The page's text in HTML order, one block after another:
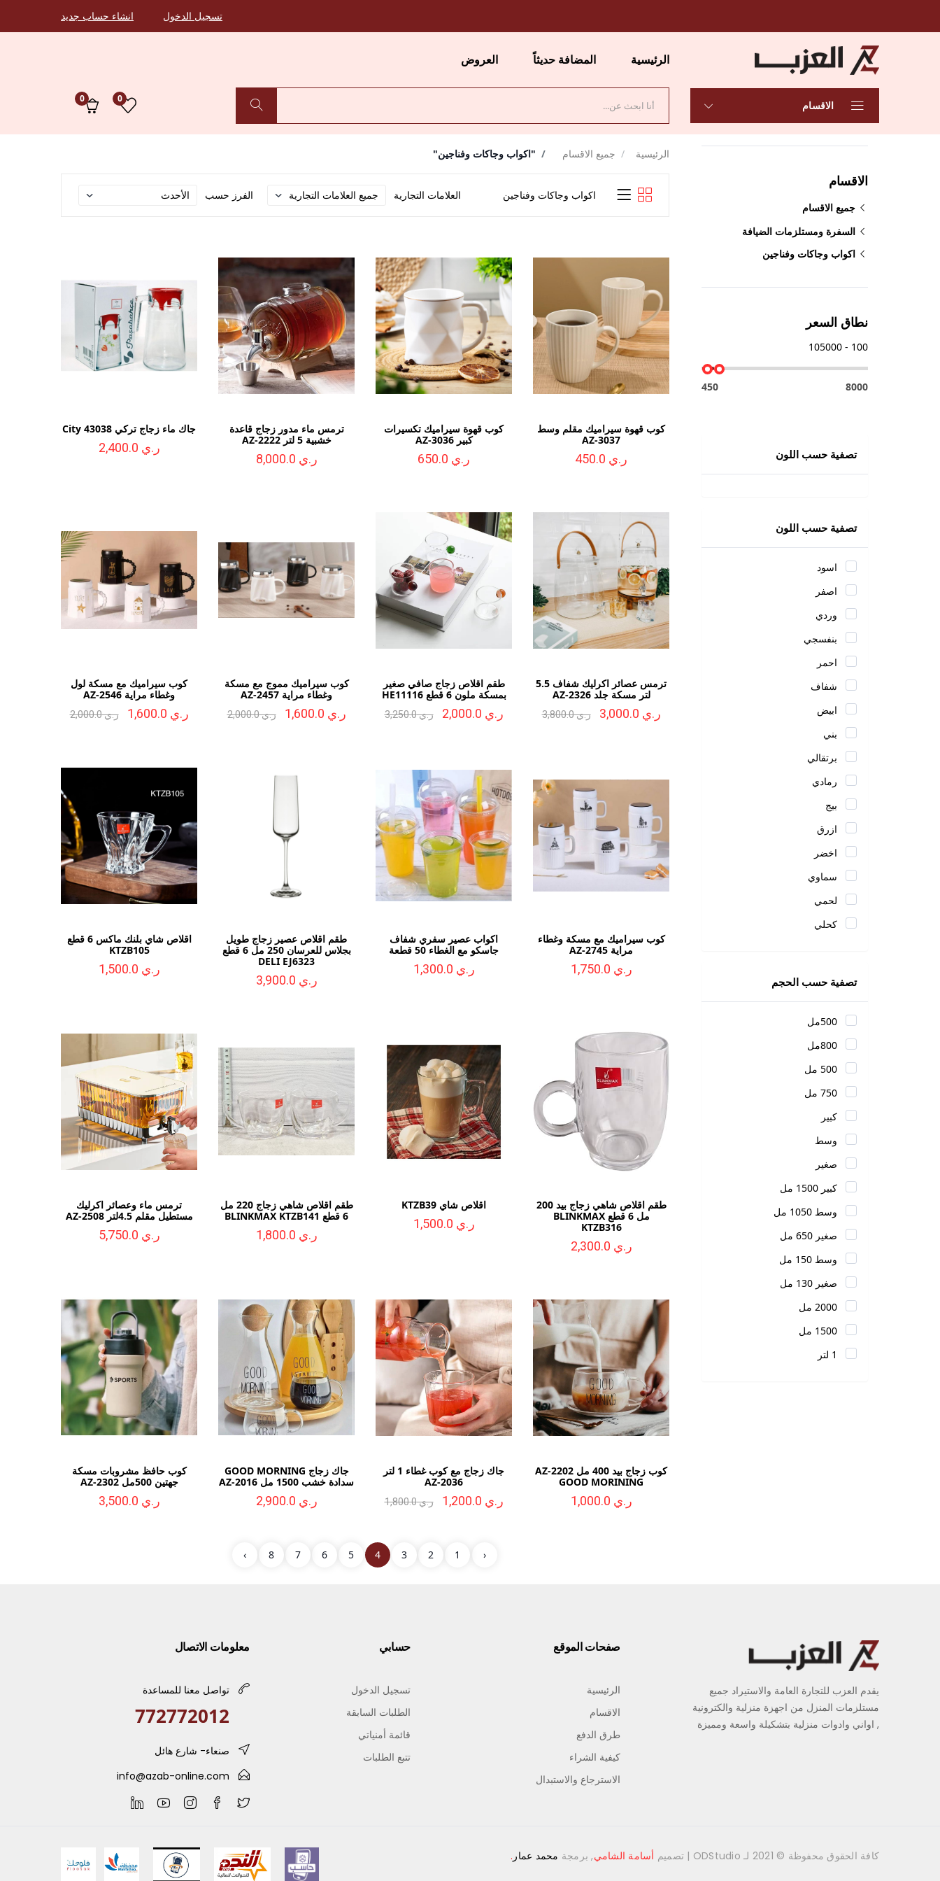
تسجيل الدخول انشاء حساب جديد
الرئيسية المضافة حديثاً العروض
الاقسام
0
0
الاقسام
جميع الاقسام
السفرة ومستلزمات الضيافة
اكواب وجاكات وفناجين
نطاق السعر
100 - 105000
8000
450
تصفية حسب اللون
تصفية حسب اللون
اسود
اصفر
وردي
بنفسجي
احمر
شفاف
ابيض
بني
برتقالي
رمادي
بيج
ازرق
اخضر
سماوي
لحمي
كحلي
تصفية حسب الحجم
500مل
800مل
500 مل
750 مل
كبير
وسط
صغير
كبير 1500 مل
وسط 1050 مل
صغير 650 مل
وسط 150 مل
صغير 130 مل
2000 مل
1500 مل
1 لتر
الرئيسية جميع الاقسام "اكواب وجاكات وفناجين"
اكواب وجاكات وفناجين العلامات التجارية الفرز حسب
كوب قهوة سيراميك مقلم وسط
AZ-3037
ر.ي 450.0
كوب قهوة سيراميك تكسيرات
كبير AZ-3036
ر.ي 650.0
ترمس ماء مدور زجاج قاعدة
خشبية 5 لتر AZ-2222
ر.ي 8,000.0
جاك ماء زجاج تركي City 43038
ر.ي 2,400.0
ترمس عصائر اكرليك شفاف 5.5
لتر مسكة جلد AZ-2326
ر.ي 3,000.0 ر.ي 3,800.0
طقم اقلاص زجاج صافي صغير
بمسكة ملون 6 قطع HE11116
ر.ي 2,000.0 ر.ي 3,250.0
كوب سيراميك مموج مع مسكة
وغطاء مراية AZ-2457
ر.ي 1,600.0 ر.ي 2,000.0
كوب سيراميك مع مسكة لول
وغطاء مراية AZ-2546
ر.ي 1,600.0 ر.ي 2,000.0
كوب سيراميك مع مسكة وغطاء
مراية AZ-2745
ر.ي 1,750.0
اكواب عصير سفري شفاف
جاسكو مع الغطاء 50 قطعة
ر.ي 1,300.0
طقم اقلاص عصير زجاج طويل
بجلاس للعرسان 250 مل 6 قطع
DELI EJ6323
ر.ي 3,900.0
اقلاص شاي بلنك ماكس 6 قطع
KTZB105
ر.ي 1,500.0
طقم اقلاص شاهي زجاج بيد 200
مل 6 قطع BLINKMAX
KTZB316
ر.ي 2,300.0
اقلاص شاي KTZB39
ر.ي 1,500.0
طقم اقلاص شاهي زجاج 220 مل
6 قطع BLINKMAX KTZB141
ر.ي 1,800.0
ترمس ماء وعصائر اكرليك
مستطيل مقلم 4.5لتر AZ-2508
ر.ي 5,750.0
كوب زجاج بيد 400 مل AZ-2202
GOOD MORINING
ر.ي 1,000.0
جاك زجاج مع كوب غطاء 1 لتر
AZ-2036
ر.ي 1,200.0 ر.ي 1,800.0
جاك زجاج GOOD MORNING
سدادة خشب 1500 مل AZ-2016
ر.ي 2,900.0
كوب حافظ مشروبات مسكة
جهتين 500مل AZ-2302
ر.ي 3,500.0
كوب قهوة سيراميك مقلم وسط AZ-3037
كوب قهوة سيراميك تكسيرات كبير AZ-3036
‹
1
2
3
4
5
6
7
8
›
يقدم العزب للتجارة العامة والاستيراد جميع
مستلزمات المنزل من اجهزة منزلية والكترونية
, اواني وادوات منزلية بتشكيلة واسعة ومميزة
صفحات الموقع
الرئيسية
الاقسام
طرق الدفع
كيفية الشراء
الاسترجاع والاستبدال
حسابي
تسجيل الدخول
الطلبات السابقة
قائمة أمنياتي
تتبع الطلبات
معلومات الاتصال
تواصل معنا للمساعدة
772772012
صنعاء- شارع هائل
info@azab-online.com
كافة الحقوق محفوظة © 2021 لـ ODStudio | تصميم أسامة الشامي, برمجة محمد عمار .